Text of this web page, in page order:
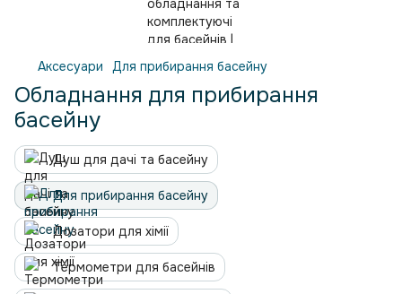
Аксесуари Для прибирання басейну
Обладнання для прибирання
басейну
Душ для дачі та басейну
Для прибирання басейну
Дозатори для хімії
Термометри для басейнів